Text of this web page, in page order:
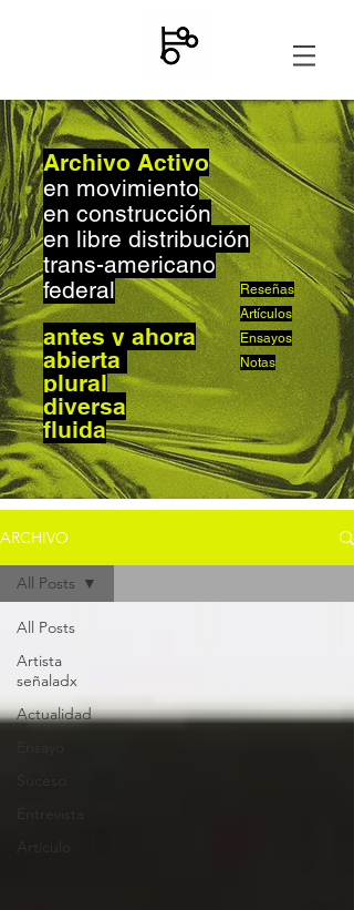
Archivo Activo
en movimiento
en construcción
en libre distribución
trans-americano
federal
Reseñas
Artículos
Ensayos
Notas
antes y ahora
abierta
plural
diversa
fluida
ARCHIVO
All Posts
Artista
señaladx
Actualidad
All Posts